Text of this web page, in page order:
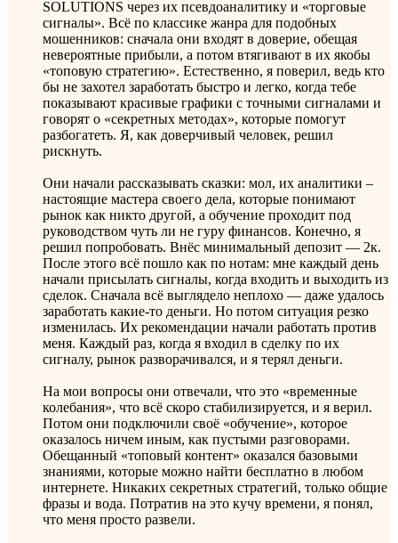
SOLUTIONS через их псевдоаналитику и «торговые
сигналы». Всё по классике жанра для подобных
мошенников: сначала они входят в доверие, обещая
невероятные прибыли, а потом втягивают в их якобы
«топовую стратегию». Естественно, я поверил, ведь кто
бы не захотел заработать быстро и легко, когда тебе
показывают красивые графики с точными сигналами и
говорят о «секретных методах», которые помогут
разбогатеть. Я, как доверчивый человек, решил
рискнуть.
Они начали рассказывать сказки: мол, их аналитики –
настоящие мастера своего дела, которые понимают
рынок как никто другой, а обучение проходит под
руководством чуть ли не гуру финансов. Конечно, я
решил попробовать. Внёс минимальный депозит — 2к.
После этого всё пошло как по нотам: мне каждый день
начали присылать сигналы, когда входить и выходить из
сделок. Сначала всё выглядело неплохо — даже удалось
заработать какие-то деньги. Но потом ситуация резко
изменилась. Их рекомендации начали работать против
меня. Каждый раз, когда я входил в сделку по их
сигналу, рынок разворачивался, и я терял деньги.
На мои вопросы они отвечали, что это «временные
колебания», что всё скоро стабилизируется, и я верил.
Потом они подключили своё «обучение», которое
оказалось ничем иным, как пустыми разговорами.
Обещанный «топовый контент» оказался базовыми
знаниями, которые можно найти бесплатно в любом
интернете. Никаких секретных стратегий, только общие
фразы и вода. Потратив на это кучу времени, я понял,
что меня просто развели.